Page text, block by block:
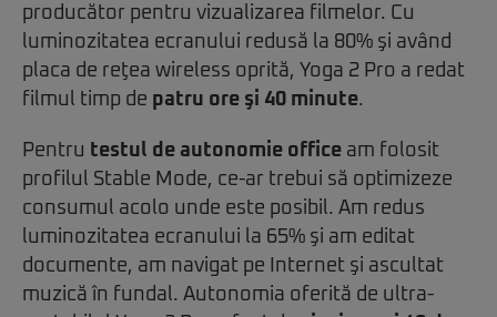
producător pentru vizualizarea filmelor. Cu
luminozitatea ecranului redusă la 80% şi având
placa de reţea wireless oprită, Yoga 2 Pro a redat
filmul timp de patru ore şi 40 minute.
Pentru testul de autonomie office am folosit
profilul Stable Mode, ce-ar trebui să optimizeze
consumul acolo unde este posibil. Am redus
luminozitatea ecranului la 65% şi am editat
documente, am navigat pe Internet şi ascultat
muzică în fundal. Autonomia oferită de ultra-